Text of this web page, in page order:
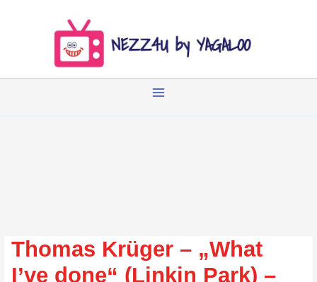
Thomas Krüger – „What
I’ve done“ (Linkin Park) –